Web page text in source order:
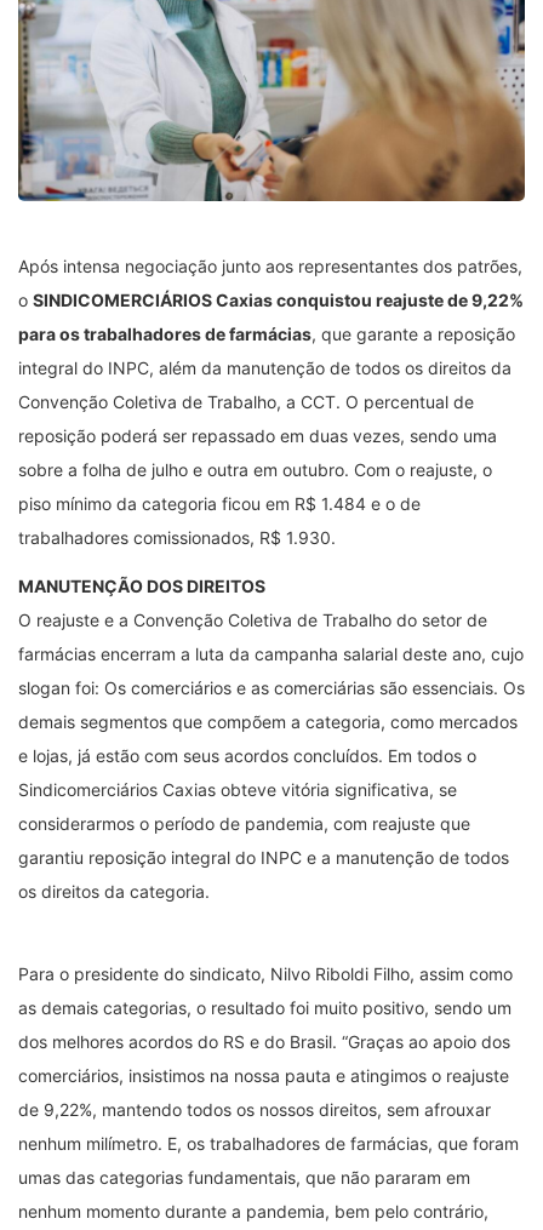
Após intensa negociação junto aos representantes dos patrões,
o SINDICOMERCIÁRIOS Caxias conquistou reajuste de 9,22%
para os trabalhadores de farmácias, que garante a reposição
integral do INPC, além da manutenção de todos os direitos da
Convenção Coletiva de Trabalho, a CCT. O percentual de
reposição poderá ser repassado em duas vezes, sendo uma
sobre a folha de julho e outra em outubro. Com o reajuste, o
piso mínimo da categoria ficou em R$ 1.484 e o de
trabalhadores comissionados, R$ 1.930.
MANUTENÇÃO DOS DIREITOS
O reajuste e a Convenção Coletiva de Trabalho do setor de
farmácias encerram a luta da campanha salarial deste ano, cujo
slogan foi: Os comerciários e as comerciárias são essenciais. Os
demais segmentos que compõem a categoria, como mercados
e lojas, já estão com seus acordos concluídos. Em todos o
Sindicomerciários Caxias obteve vitória significativa, se
considerarmos o período de pandemia, com reajuste que
garantiu reposição integral do INPC e a manutenção de todos
os direitos da categoria.
Para o presidente do sindicato, Nilvo Riboldi Filho, assim como
as demais categorias, o resultado foi muito positivo, sendo um
dos melhores acordos do RS e do Brasil. “Graças ao apoio dos
comerciários, insistimos na nossa pauta e atingimos o reajuste
de 9,22%, mantendo todos os nossos direitos, sem afrouxar
nenhum milímetro. E, os trabalhadores de farmácias, que foram
umas das categorias fundamentais, que não pararam em
nenhum momento durante a pandemia, bem pelo contrário,